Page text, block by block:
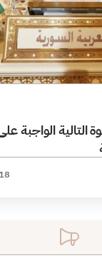
الواجبة
18 مارس 2021